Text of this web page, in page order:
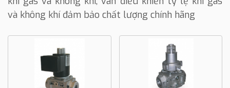
t
n
và không khí đảm bảo chất lượng chính hãng